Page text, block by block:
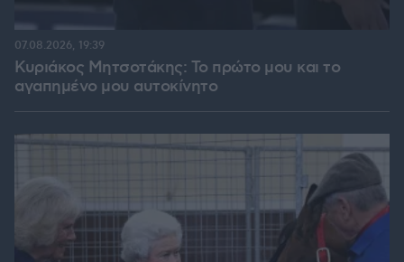
Κυριάκος Μητσοτάκης: Το πρώτο μου και το
αγαπημένο μου αυτοκίνητο
07.08.2026, 19:39